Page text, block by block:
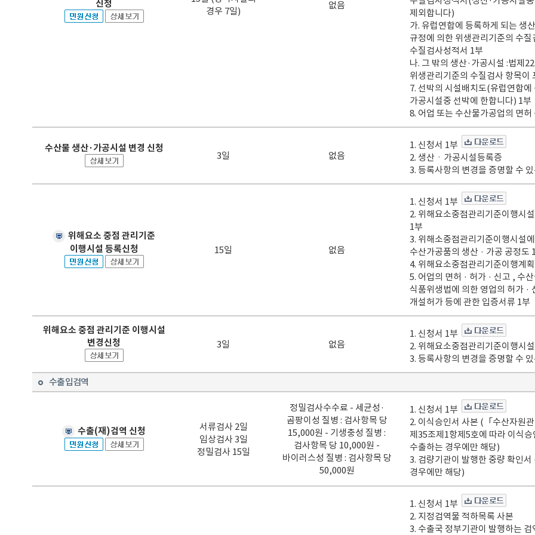
신청
경우 7일)
없음
제외합니다)
가. 유럽연합에 등록하게 되는 생
규정에 의한 위생관리기준의 수
수질검사성적서 1부
나. 그 밖의 생산·가공시설 :법제
위생관리기준의 수질검사 항목이
7. 선박의 시설배치도(유럽연합에
가공시설중 선박에 한합니다) 1부
8. 어업 또는 수산물가공업의 면
수산물 생산·가공시설 변경 신청
3일 없음
1. 신청서 1부
2. 생산ㆍ가공시설등록증
3. 등록사항의 변경을 증명할 수
위해요소 중점 관리기준
이행시설 등록신청
15일 없음
1. 신청서 1부
2. 위해요소중점관리기준이행시
1부
3. 위해소중점관리기준이행시설
수산가공품의 생산 · 가공 공정도
4. 위해요소중점관리기준이행계
5. 어업의 면허 · 허가 · 신고 , 수
식품위생법에 의한 영업의 허가 ·
개설허가 등에 관한 입증서류 1부
위해요소 중점 관리기준 이행시설
변경신청
3일 없음
1. 신청서 1부
2. 위해요소중점관리기준이행시
3. 등록사항의 변경을 증명할 수
수출입검역
수출(재)검역 신청
서류검사 2일
임상검사 3일
정밀검사 15일
정밀검사수수료 - 세균성·
곰팡이성 질병 : 검사항목 당
15,000원 - 기생충성 질병 :
검사항목 당 10,000원 -
바이러스성 질병 : 검사항목 당
50,000원
1. 신청서 1부
2. 이식승인서 사본 (「수산자원
제35조제1항제5호에 따라 이식
수출하는 경우에만 해당)
3. 검량기관이 발행한 중량 확인
경우에만 해당)
1. 신청서 1부
2. 지정검역물 적하목록 사본
3. 수출국 정부기관이 발행하는